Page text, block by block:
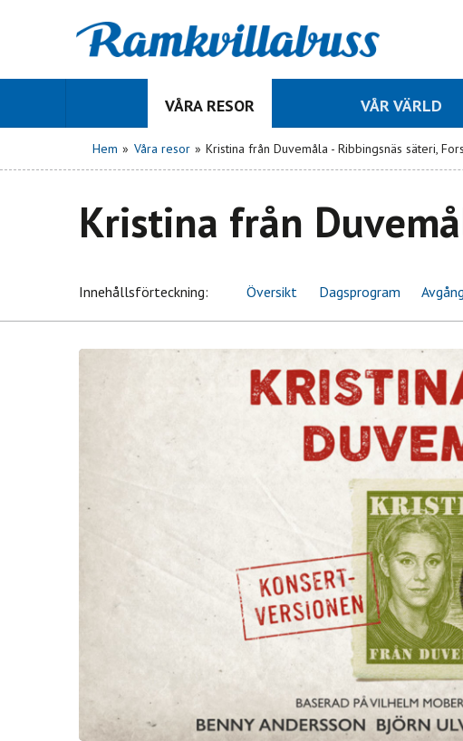
VÅRA RESOR VÅR VÄRLD
Hem » Våra resor » Kristina från Duvemåla - Ribbingsnäs säteri,
Kristina från
Innehållsförteckning Översikt Dagsprogram